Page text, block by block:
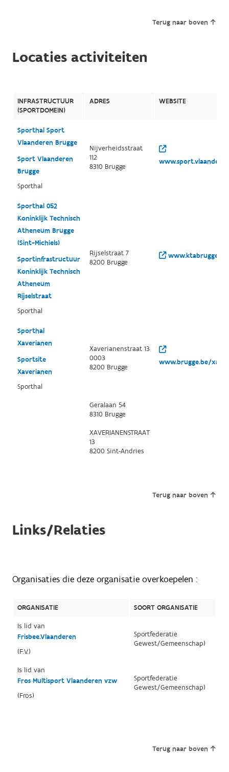
Terug naar boven
Locaties activiteiten
INFRASTRUCTUUR
(SPORTDOMEIN)
ADRES WEBSITE
Sporthal Sport
Vlaanderen Brugge
Sport Vlaanderen
Brugge
Sporthal
Nijverheidsstraat
112
8310 Brugge
Sporthal 052
Koninklijk Technisch
Atheneum Brugge
(Sint-Michiels)
Sportinfrastructuur
Koninklijk Technisch
Atheneum
Rijselstraat
Sporthal
Rijselstraat 7
8200 Brugge
Sporthal
Xaverianen
Sportsite
Xaverianen
Sporthal
Xaverianenstraat 13
0003
8200 Brugge
www.brugge.be/
Geralaan 54
8310 Brugge
XAVERIANENSTRAAT
13
8200 Sint-Andries
Terug naar boven
Links/Relaties
Organisaties die deze organisatie overkoepelen :
ORGANISATIE
SOORT ORGANISATIE
Is lid van
Frisbee.Vlaanderen
(F.V.)
Sportfederatie
Gewest/Gemeenschap)
Is lid van
Fros Multisport Vlaanderen vzw
(Fros)
Sportfederatie
Gewest/Gemeenschap)
Terug naar boven